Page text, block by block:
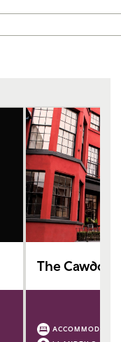
The Cawdor